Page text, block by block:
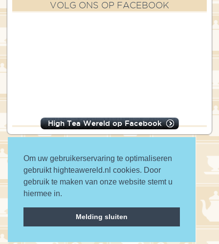
Om uw gebruikerservaring te optimaliseren
gebruikt highteawereld.nl cookies. Door
gebruik te maken van onze website stemt u
hiermee in.
Melding sluiten
VOLG ONS OP FACEBOOK
High Tea Wereld op Facebook
© 2016 High Tea Wereld
a wwwanted website